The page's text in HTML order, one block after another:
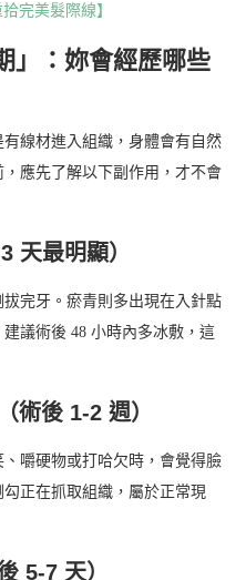
完美髮際線】
」：妳會經歷哪些
線材進入組織，身體會有自然
應先了解以下副作用，才不會
天最明顯）
完牙。瘀青則多出現在入針點
議術後 48 小時內多冰敷，這
術後 1-2 週）
嚼硬物或打哈欠時，會覺得臉
正在抓取組織，屬於正常現
5-7 天）